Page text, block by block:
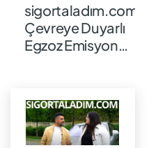
sigortaladım.com'dan
Çevreye Duyarlı
Egzoz Emisyon